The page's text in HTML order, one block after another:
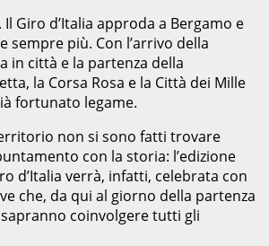
Giro d’Italia approda a Bergamo e
sempre più. Con l’arrivo della
in città e la partenza della
la Corsa Rosa e la Città dei Mille
fortunato legame.
non si sono fatti trovare
con la storia: l’edizione
d’Italia verrà, infatti, celebrata con
che, da qui al giorno della partenza
coinvolgere tutti gli